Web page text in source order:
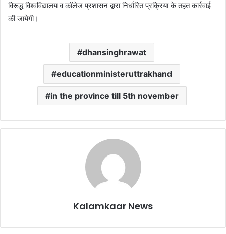
विरूद्ध विश्वविद्यालय व कॉलेज प्रशासन द्वारा निर्धारित प्रक्रिया के तहत कार्रवाई
की जायेगी।
dhansinghrawat
educationministeruttrakhand
in the province till 5th november
Kalamkaar News